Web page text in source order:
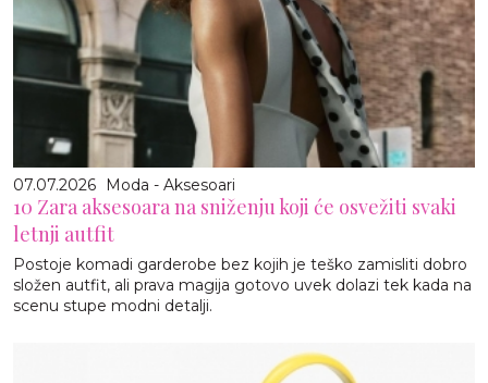
07.07.2026 Moda - Aksesoari
10 Zara aksesoara na sniženju koji će osvežiti svaki
letnji autfit
Postoje komadi garderobe bez kojih je teško zamisliti dobro
složen autfit, ali prava magija gotovo uvek dolazi tek kada na
scenu stupe modni detalji.